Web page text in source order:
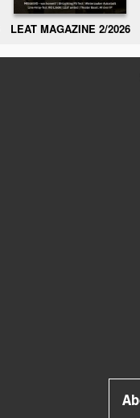
LEAT MAGAZINE 2/2026